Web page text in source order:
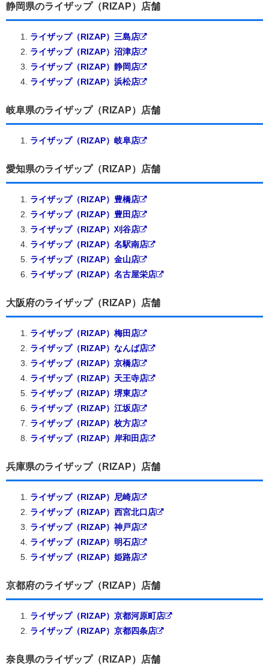
静岡県のライザップ（RIZAP）店舗
ライザップ（RIZAP）三島店
ライザップ（RIZAP）沼津店
ライザップ（RIZAP）静岡店
ライザップ（RIZAP）浜松店
岐阜県のライザップ（RIZAP）店舗
ライザップ（RIZAP）岐阜店
愛知県のライザップ（RIZAP）店舗
ライザップ（RIZAP）豊橋店
ライザップ（RIZAP）豊田店
ライザップ（RIZAP）刈谷店
ライザップ（RIZAP）名駅南店
ライザップ（RIZAP）金山店
ライザップ（RIZAP）名古屋栄店
大阪府のライザップ（RIZAP）店舗
ライザップ（RIZAP）梅田店
ライザップ（RIZAP）なんば店
ライザップ（RIZAP）京橋店
ライザップ（RIZAP）天王寺店
ライザップ（RIZAP）堺東店
ライザップ（RIZAP）江坂店
ライザップ（RIZAP）枚方店
ライザップ（RIZAP）岸和田店
兵庫県のライザップ（RIZAP）店舗
ライザップ（RIZAP）尼崎店
ライザップ（RIZAP）西宮北口店
ライザップ（RIZAP）神戸店
ライザップ（RIZAP）明石店
ライザップ（RIZAP）姫路店
京都府のライザップ（RIZAP）店舗
ライザップ（RIZAP）京都河原町店
ライザップ（RIZAP）京都四条店
奈良県のライザップ（RIZAP）店舗